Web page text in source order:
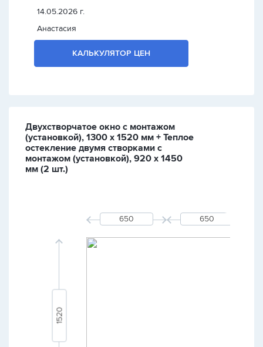
14.05.2026 г.
Анастасия
КАЛЬКУЛЯТОР ЦЕН
Двухстворчатое окно с монтажом
(установкой), 1300 х 1520 мм + Теплое
остекление двумя створками с
монтажом (установкой), 920 х 1450
мм (2 шт.)